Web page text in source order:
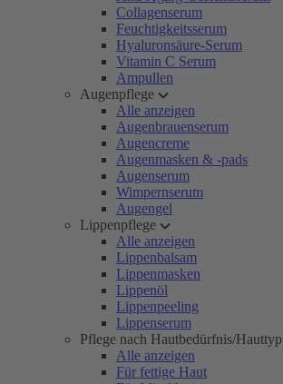
Collagenserum
Feuchtigkeitsserum
Hyaluronsäure-Serum
Vitamin C Serum
Ampullen
Augenpflege
Alle anzeigen
Augenbrauenserum
Augencreme
Augenmasken & -pads
Augenserum
Wimpernserum
Augengel
Lippenpflege
Alle anzeigen
Lippenbalsam
Lippenmasken
Lippenöl
Lippenpeeling
Lippenserum
Pflege nach Hautbedürfnis/Hauttyp
Alle anzeigen
Für fettige Haut